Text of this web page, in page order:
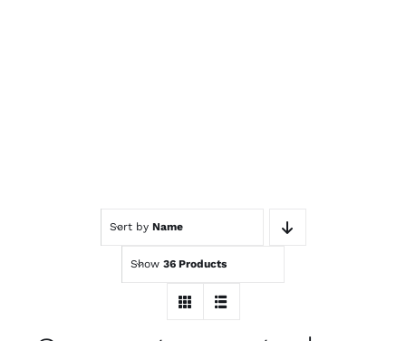
Sort by Name
Show 36 Products